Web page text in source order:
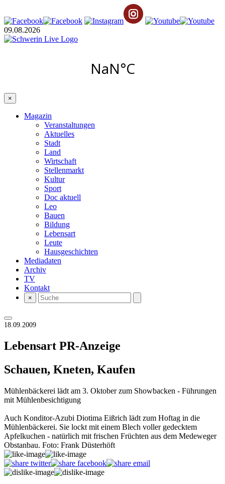
09.08.2026
×
Magazin
Veranstaltungen
Aktuelles
Stadt
Land
Wirtschaft
Stellenmarkt
Kultur
Sport
Doc aktuell
Leo
Bauen
Bildung
Lebensart
Leute
Hausgeschichten
Mediadaten
Archiv
TV
Kontakt
×
18.09.2009
Lebensart PR-Anzeige
Schauen, Kneten, Kaufen
Mühlenbäckerei lädt am 3. Oktober zum Showbacken - Führungen
mit Mühlenbesichtigung
Auch Konditor-Azubi Diotima Eißrich lädt zum Hoftag in die
Mühlenbäckerei. Sie lockt mit einem Blech voller gedecktem
Apfelkuchen - natürlich mit frischen Früchten aus dem Medeweger
Obstanbau. Foto: Frank Düsterhöft